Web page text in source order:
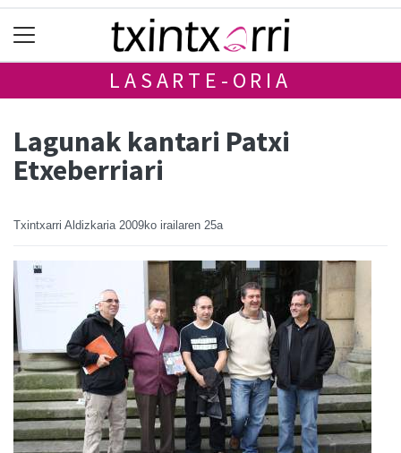
LASARTE-ORIA
Lagunak kantari Patxi
Etxeberriari
Txintxarri Aldizkaria 2009ko irailaren 25a